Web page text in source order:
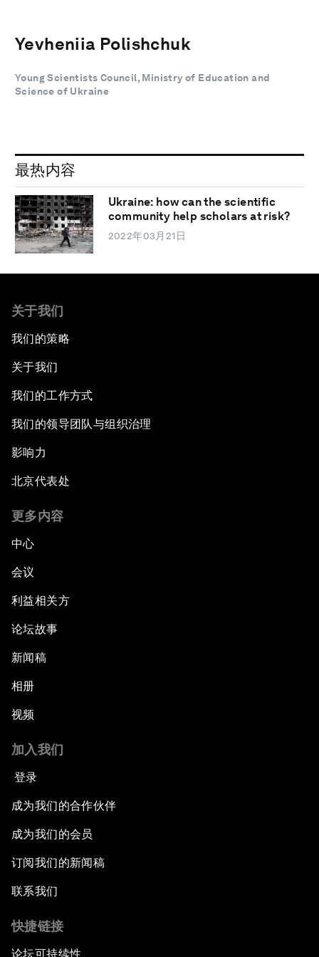
Yevheniia Polishchuk
Young Scientists Council, Ministry of Education and
Science of Ukraine
最热内容
Ukraine: how can the scientific
community help scholars at risk?
2022年03月21日
关于我们
我们的策略
关于我们
我们的工作方式
我们的领导团队与组织治理
影响力
北京代表处
更多内容
中心
会议
利益相关方
论坛故事
新闻稿
相册
视频
加入我们
登录
成为我们的合作伙伴
成为我们的会员
订阅我们的新闻稿
联系我们
快捷链接
论坛可持续性